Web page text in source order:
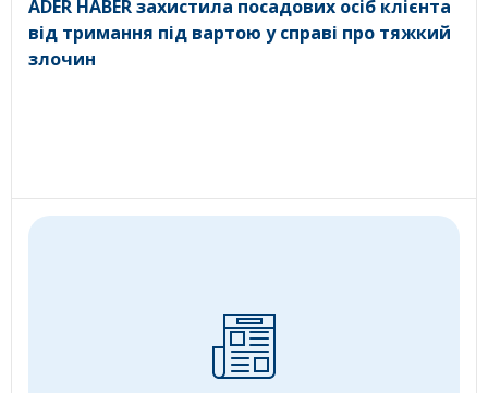
ADER HABER захистила посадових осіб клієнта
від тримання під вартою у справі про тяжкий
злочин